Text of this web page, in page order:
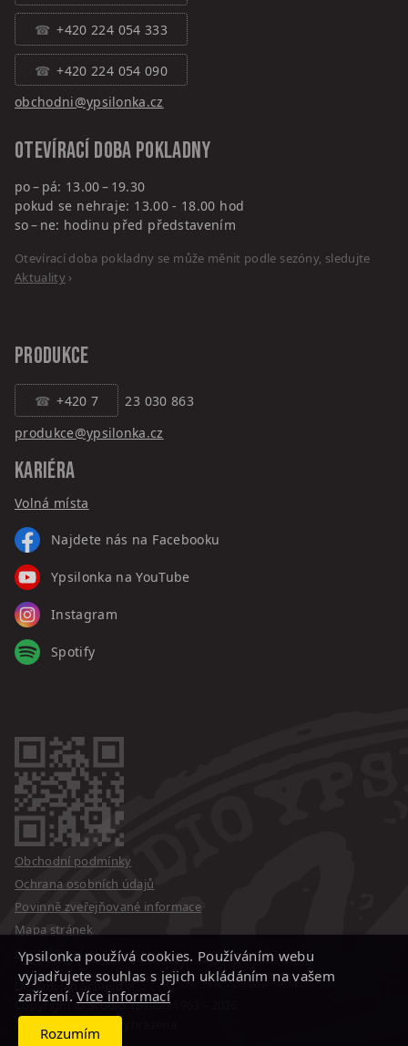
+420 224 054 333
+420 224 054 090
obchodni@ypsilonka.cz
Otevírací doba pokladny
po – pá: 13.00 – 19.30
pokud se nehraje: 13.00 - 18.00 hod
so – ne: hodinu před představením
Otevírací doba pokladny se může měnit podle sezóny, sledujte
Aktuality›
PRODUKCE
+420 7
23 030 863
produkce@ypsilonka.cz
KARIÉRA
Volná místa
Najdete nás na Facebooku
Ypsilonka na YouTube
Instagram
Spotify
Obchodní podmínky
Ochrana osobních údajů
Povinně zveřejňované informace
Mapa stránek
Kontakty
Design: Jan Schmid
Copyright © Studio Ypsilon
Změna programu vyhrazena
Ypsilonka používá cookies. Používáním webu
vyjadřujete souhlas s jejich ukládáním na vašem
zařízení.Více informací
Rozumím